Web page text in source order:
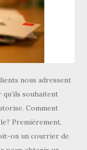
nous adressent
souhaitent
Comment
Premièrement,
on un courrier de